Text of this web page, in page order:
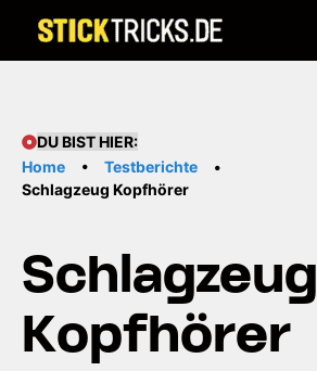
DU BIST HIER:
Home •Testberichte •
Schlagzeug Kopfhörer
Schlagzeug
Kopfhörer